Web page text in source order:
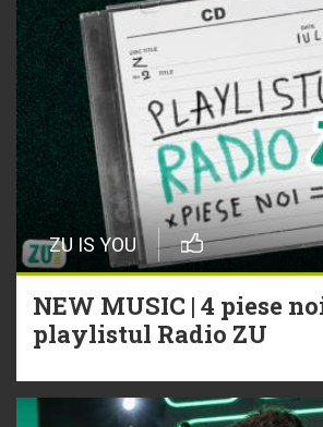
ZU IS YOU
NEW MUSIC | 4 piese
playlistul Radio ZU